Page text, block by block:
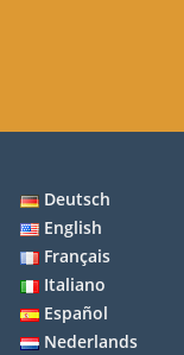
Deutsch
English
Français
Italiano
Español
Nederlands